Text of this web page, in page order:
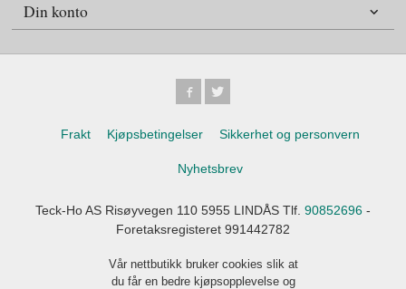
Din konto
Frakt Kjøpsbetingelser Sikkerhet og personvern
Nyhetsbrev
Teck-Ho AS Risøyvegen 110 5955 LINDÅS Tlf. 90852696 -
Foretaksregisteret 991442782
Vår nettbutikk bruker cookies slik at
du får en bedre kjøpsopplevelse og